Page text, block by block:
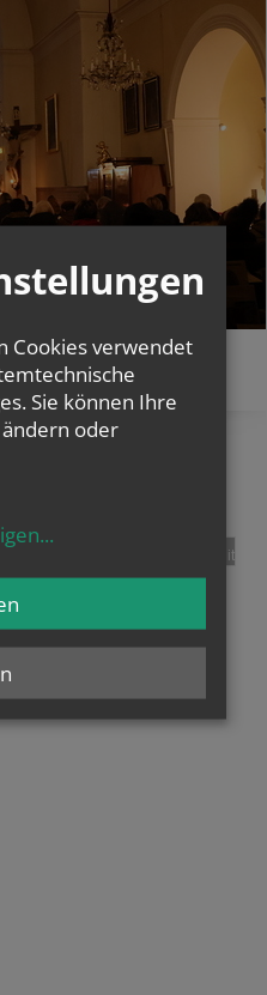
pin it
Cookies verwendet
Sie können Ihre
oder
...